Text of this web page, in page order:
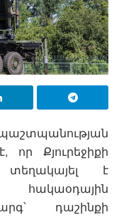
որ Քյուրեջիքի
տեղակայել է
դաշինքի